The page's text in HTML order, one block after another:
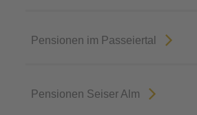
Pensionen im Passeiertal
Pensionen Seiser Alm